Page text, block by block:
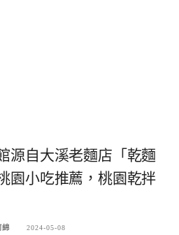
源自大溪老麵店「乾麵
園小吃推薦，桃園乾拌
綿 2024-05-08